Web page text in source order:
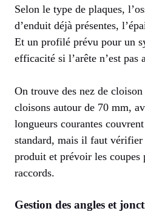
Selon le type de plaques,
d’enduit déjà présentes,
Et un profilé prévu pour un
efficacité si l’arête n’est pas
On trouve des nez de
cloisons autour de 70 mm,
longueurs courantes
standard, mais il faut vérifier
produit et prévoir les coupes
raccords.
Gestion des angles et